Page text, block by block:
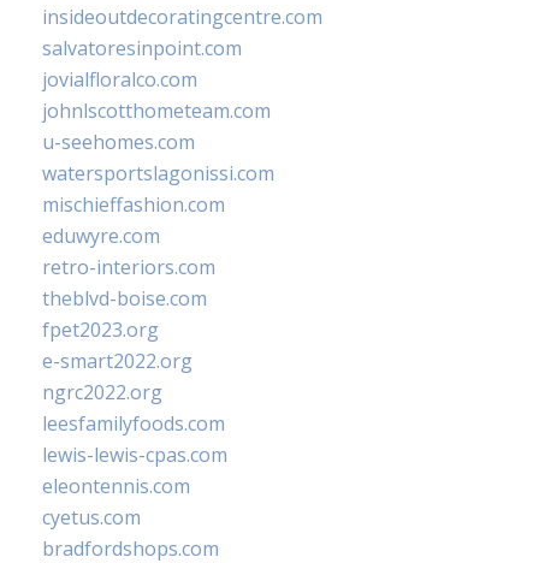
insideoutdecoratingcentre.com
salvatoresinpoint.com
jovialfloralco.com
johnlscotthometeam.com
u-seehomes.com
watersportslagonissi.com
mischieffashion.com
eduwyre.com
retro-interiors.com
theblvd-boise.com
fpet2023.org
e-smart2022.org
ngrc2022.org
leesfamilyfoods.com
lewis-lewis-cpas.com
eleontennis.com
cyetus.com
bradfordshops.com